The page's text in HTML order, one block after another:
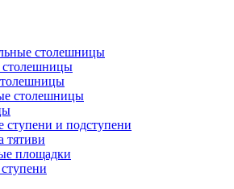
столешницы
столешницы
ступени и подступени
тятиви
площадки